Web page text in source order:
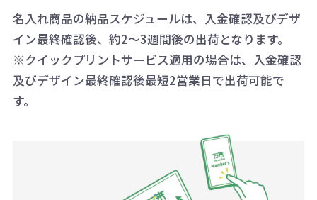
AM10:00～PM5:00（土・日・祝日を
除く平日）
一方、数量が少なく一定数に満たな
い場合は、単価計算ではなく、印刷
代の基本料金を一式頂戴する場合が
ございます。
商品や印刷方法によって異なります
ので、予めご了承ください。
お急ぎの場合、ご相談ください。最
大限努力いたします。
詳細はこちらご確認ください。
配送について
名入れ商品の納品スケジュールは、入金確認及びデザ
イン最終確認後、約2～3週間後の出荷となります。
※クイックプリントサービス適用の場合は、入金確認
及びデザイン最終確認後最短2営業日で出荷可能で
す。